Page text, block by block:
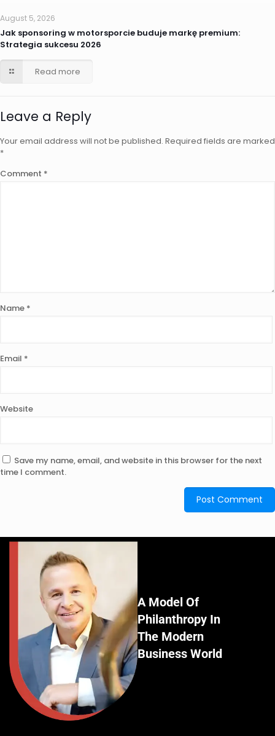
August 5, 2026
Jak sponsoring w motorsporcie buduje markę premium:
Strategia sukcesu 2026
Read more
Leave a Reply
Your email address will not be published. Required fields are marked
*
Comment *
Name *
Email *
Website
Save my name, email, and website in this browser for the next
time I comment.
A Model Of
Philanthropy In
The Modern
Business World